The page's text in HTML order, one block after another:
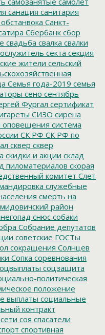
санация санитария
Санкт-
Сбербанк сбор
свадьба свалка свалки
секта секция
жители сельский
Семья года-2019 семья
сено сентябрь
Фургал сертификат
СИЗО сирена
оповещения система
СК РФ СК РФ по
сквер сквер
скидки и акции склад
пиломатериалов скорая
комитет Слет
служебные
смерть на
район
снюс собаки
Собрание депутатов
советские ГОСТы
сокращения Солнцев
Сопка соревнования
соцзащита
политическая
положение
выплаты социальные
контракт
соя спасатели
спортивная